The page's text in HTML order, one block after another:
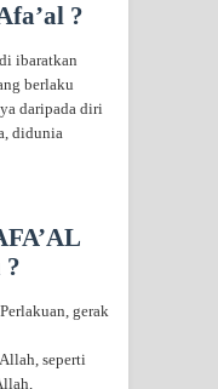
?
ibaratkan
berlaku
daripada diri
didunia
gerak
seperti